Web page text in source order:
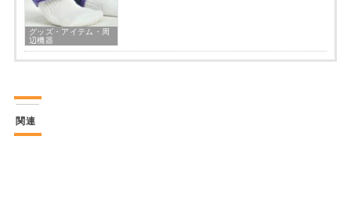
グッズ・アイテム・周
辺機器
関連